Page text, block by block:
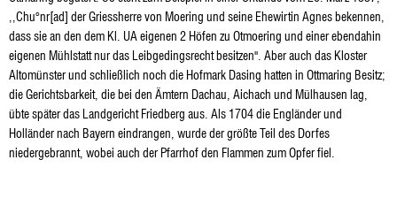
,,Chu°nr[ad] der Griessherre von Moering und seine Ehewirtin Agnes bekennen,
dass sie an den dem Kl. UA eigenen 2 Höfen zu Otmoering und einer ebendahin
eigenen Mühlstatt nur das Leibgedingsrecht besitzen". Aber auch das Kloster
Altomünster und schließlich noch die Hofmark Dasing hatten in Ottmaring Besitz;
die Gerichtsbarkeit, die bei den Ämtern Dachau, Aichach und Mülhausen lag,
übte später das Landgericht Friedberg aus. Als 1704 die Engländer und
Holländer nach Bayern eindrangen, wurde der größte Teil des Dorfes
niedergebrannt, wobei auch der Pfarrhof den Flammen zum Opfer fiel.